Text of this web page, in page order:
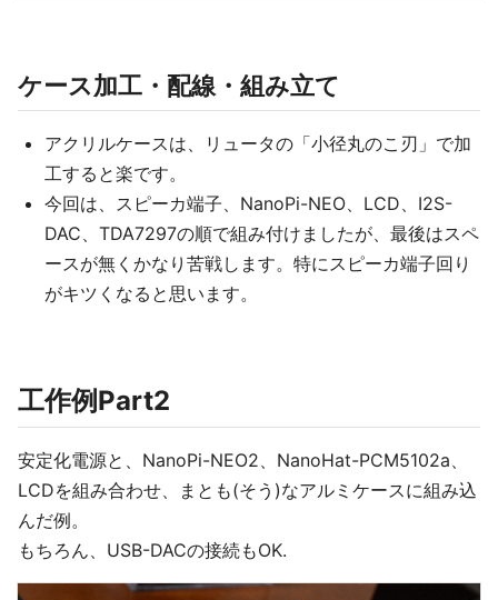
ケース加工・配線・組み立て
アクリルケースは、リュータの「小径丸のこ刃」で加
工すると楽です。
今回は、スピーカ端子、NanoPi-NEO、LCD、I2S-
DAC、TDA7297の順で組み付けましたが、最後はスペ
ースが無くかなり苦戦します。特にスピーカ端子回り
がキツくなると思います。
工作例Part2
安定化電源と、NanoPi-NEO2、NanoHat-PCM5102a、
LCDを組み合わせ、まとも(そう)なアルミケースに組み込
んだ例。
もちろん、USB-DACの接続もOK.